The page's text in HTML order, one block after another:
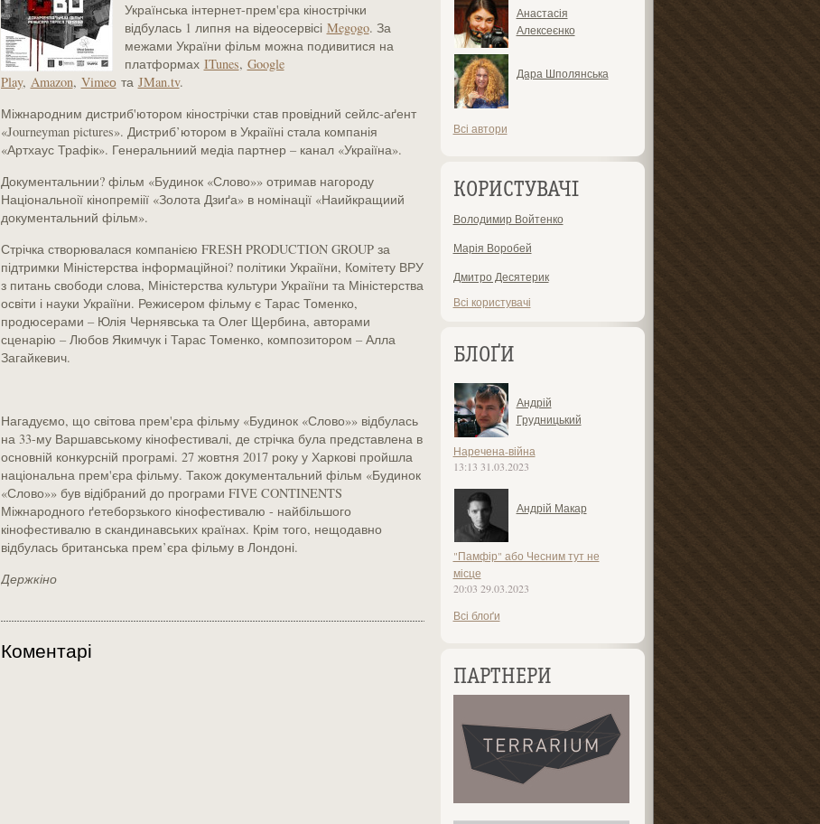
Анастасія
Алексеєнко
Дара Шполянська
Всі автори
КОРИСТУВАЧІ
Володимир Войтенко
Марія Воробей
Дмитро Десятерик
Всі користувачі
БЛОҐИ
Андрій
Грудницький
Наречена-війна
13:13 31.03.2023
Андрій Макар
"Памфір" або Чесним тут не
місце
20:03 29.03.2023
Всі блоґи
ПАРТНЕРИ
Українська інтернет-прем'єра кінострічки
відбулась 1 липня на відеосервісі Megogo. За
межами України фільм можна подивитися на
платформах ITunes, Google
Play, Amazon, Vimeота JMan.tv.
Міжнародним дистриб'ютором кінострічки став провідний сейлс-аґент
«Journeyman pictures». Дистриб’ютором в Украіїні стала компанія
«Артхаус Трафік». Генеральниий медіа партнер – канал «Украіїна».
Документальнии? фільм «Будинок «Слово»» отримав нагороду
Національноії кінопреміії «Золота Дзиґа» в номінації «Наийкращиий
документальний фільм».
Стрічка створювалася компанією FRESH PRODUCTION GROUP за
підтримки Міністерства інформаційноі? політики Украіїни, Комітету ВРУ
з питань свободи слова, Міністерства культури Украіїни та Міністерства
освіти і науки Украіїни. Режисером фільму є Тарас Томенко,
продюсерами – Юлія Чернявська та Олег Щербина, авторами
сценарію – Любов Якимчук і Тарас Томенко, композитором – Алла
Загайкевич.
Нагадуємо, що світова прем'єра фільму «Будинок «Слово»» відбулась
на 33-му Варшавському кінофестивалі, де стрічка була представлена в
основній конкурсній програмі. 27 жовтня 2017 року у Харкові пройшла
національна прем'єра фільму. Також документальний фільм «Будинок
«Слово»» був відібраний до програми FIVE CONTINENTS
Міжнародного ґетеборзького кінофестивалю - найбільшого
кінофестивалю в скандинавських країнах. Крім того, нещодавно
відбулась британська прем’єра фільму в Лондоні.
Держкіно
Коментарі